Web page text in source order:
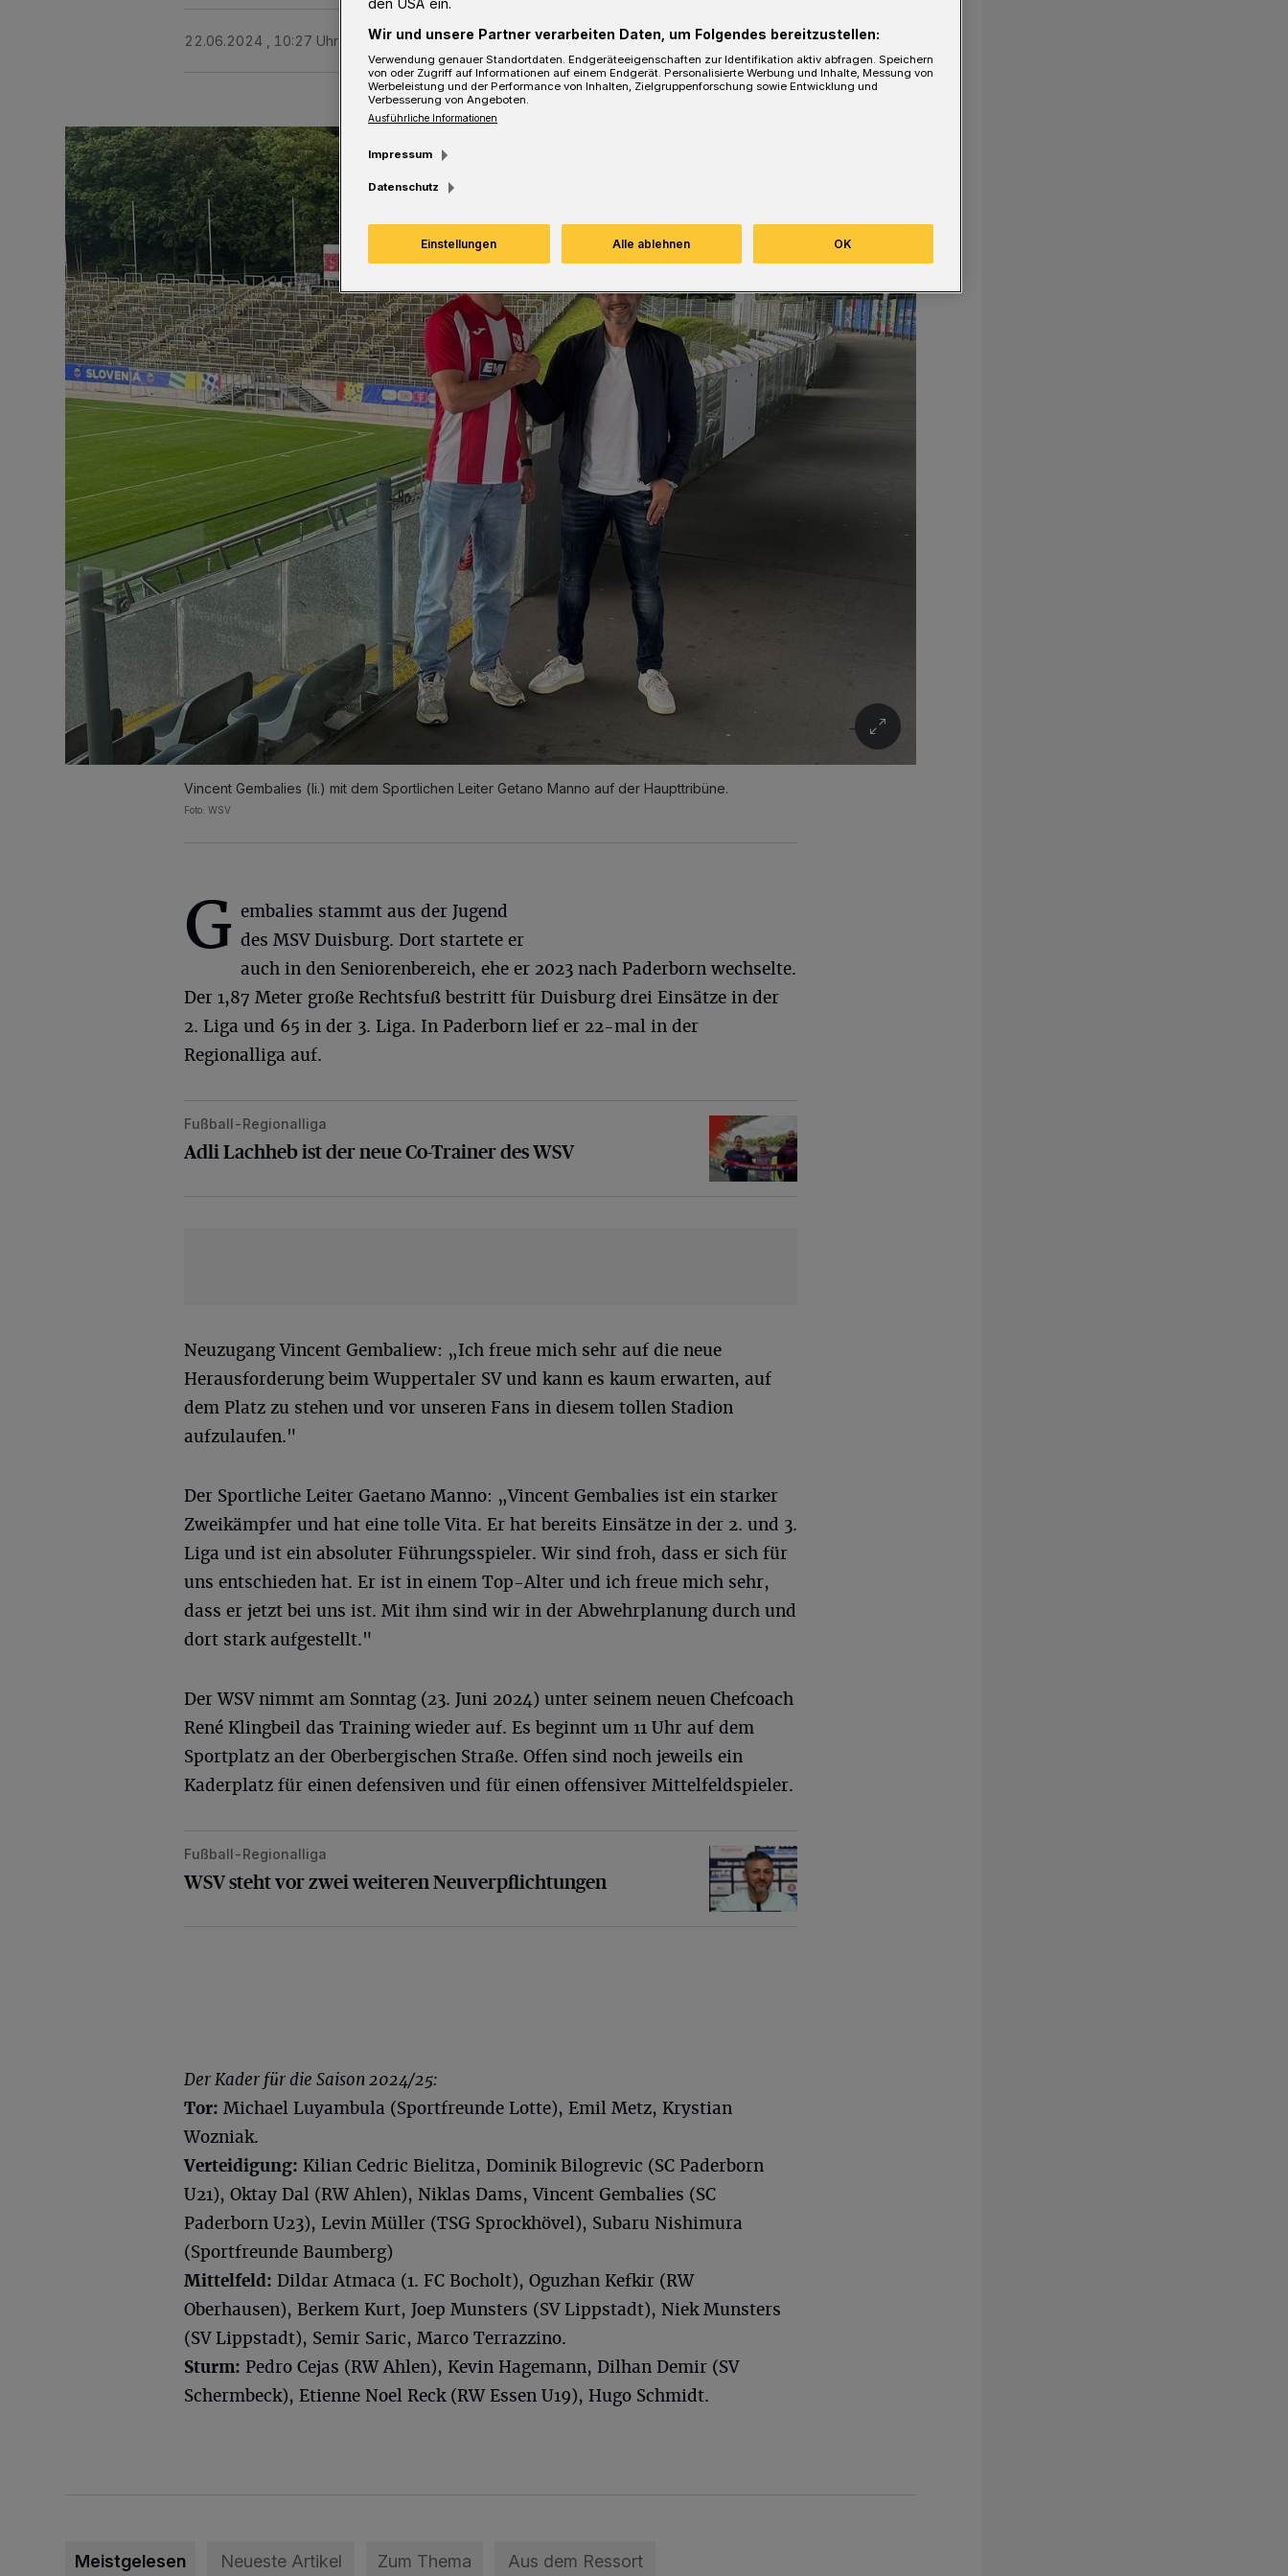
22.06.2024 , 10:27 Uhr 2 Minuten Lesezeit
Vincent Gembalies (li.) mit dem Sportlichen Leiter Getano Manno auf der Haupttribüne.
Foto: WSV
G embalies stammt aus der Jugend
des MSV Duisburg. Dort startete er
auch in den Seniorenbereich, ehe er 2023 nach Paderborn wechselte.
Der 1,87 Meter große Rechtsfuß bestritt für Duisburg drei Einsätze in der
2. Liga und 65 in der 3. Liga. In Paderborn lief er 22-mal in der
Regionalliga auf.
Adli Lachheb ist der neue Co-Trainer des WSV
Fußball-Regionalliga
Adli Lachheb ist der neue Co-Trainer des WSV
Neuzugang Vincent Gembaliew: „Ich freue mich sehr auf die neue
Herausforderung beim Wuppertaler SV und kann es kaum erwarten, auf
dem Platz zu stehen und vor unseren Fans in diesem tollen Stadion
aufzulaufen."
Der Sportliche Leiter Gaetano Manno: „Vincent Gembalies ist ein starker
Zweikämpfer und hat eine tolle Vita. Er hat bereits Einsätze in der 2. und 3.
Liga und ist ein absoluter Führungsspieler. Wir sind froh, dass er sich für
uns entschieden hat. Er ist in einem Top-Alter und ich freue mich sehr,
dass er jetzt bei uns ist. Mit ihm sind wir in der Abwehrplanung durch und
dort stark aufgestellt."
Der WSV nimmt am Sonntag (23. Juni 2024) unter seinem neuen Chefcoach
René Klingbeil das Training wieder auf. Es beginnt um 11 Uhr auf dem
Sportplatz an der Oberbergischen Straße. Offen sind noch jeweils ein
Kaderplatz für einen defensiven und für einen offensiver Mittelfeldspieler.
WSV steht vor zwei weiteren Neuverpflichtungen
Fußball-Regionalliga
WSV steht vor zwei weiteren Neuverpflichtungen
Der Kader für die Saison 2024/25:
Tor: Michael Luyambula (Sportfreunde Lotte), Emil Metz, Krystian
Wozniak.
Verteidigung: Kilian Cedric Bielitza, Dominik Bilogrevic (SC Paderborn
U21), Oktay Dal (RW Ahlen), Niklas Dams, Vincent Gembalies (SC
Paderborn U23), Levin Müller (TSG Sprockhövel), Subaru Nishimura
(Sportfreunde Baumberg)
Mittelfeld: Dildar Atmaca (1. FC Bocholt), Oguzhan Kefkir (RW
Oberhausen), Berkem Kurt, Joep Munsters (SV Lippstadt), Niek Munsters
(SV Lippstadt), Semir Saric, Marco Terrazzino.
Sturm: Pedro Cejas (RW Ahlen), Kevin Hagemann, Dilhan Demir (SV
Schermbeck), Etienne Noel Reck (RW Essen U19), Hugo Schmidt.
Meistgelesen Neueste Artikel Zum Thema Aus dem Ressort
den USA ein.
Wir und unsere Partner verarbeiten Daten, um Folgendes bereitzustellen:
Verwendung genauer Standortdaten. Endgeräteeigenschaften zur Identifikation aktiv abfragen. Speichern
von oder Zugriff auf Informationen auf einem Endgerät. Personalisierte Werbung und Inhalte, Messung von
Werbeleistung und der Performance von Inhalten, Zielgruppenforschung sowie Entwicklung und
Verbesserung von Angeboten.
Ausführliche Informationen
Impressum
Datenschutz
Einstellungen Alle ablehnen OK